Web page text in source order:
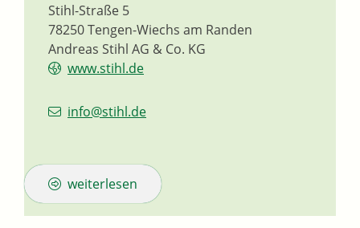
Andreas Stihl AG & Co. KG
Stihl-Straße 5
78250Tengen-Wiechs am Randen
www.stihl.de
info@stihl.de
weiterlesen